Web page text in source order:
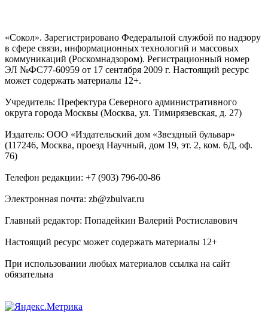
«Сокол». Зарегистрировано Федеральной службой по надзору
в сфере связи, информационных технологий и массовых
коммуникаций (Роскомнадзором). Регистрационный номер
ЭЛ №ФС77-60959 от 17 сентября 2009 г. Настоящий ресурс
может содержать материалы 12+.
Учредитель: Префектура Северного административного
округа города Москвы (Москва, ул. Тимирязевская, д. 27)
Издатель: ООО «Издательский дом «Звездный бульвар»
(117246, Москва, проезд Научный, дом 19, эт. 2, ком. 6Д, оф.
76)
Телефон редакции: +7 (903) 796-00-86
Электронная почта: zb@zbulvar.ru
Главный редактор: Попадейкин Валерий Ростиславович
Настоящий ресурс может содержать материалы 12+
При использовании любых материалов ссылка на сайт
обязательна